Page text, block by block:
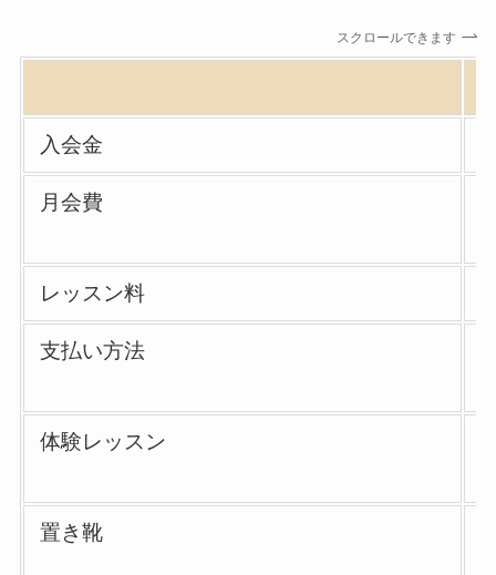
スクロールできます
入会金
月会費
レッスン料
支払い方法
体験レッスン
置き靴